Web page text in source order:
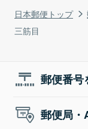
日本郵便トップ
三筋目
郵便番号
郵便局・